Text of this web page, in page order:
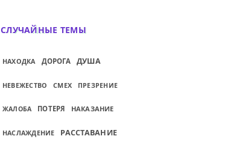
СЛУЧАЙНЫЕ ТЕМЫ
НАХОДКА ДОРОГА ДУША
НЕВЕЖЕСТВО СМЕХ ПРЕЗРЕНИЕ
ЖАЛОБА ПОТЕРЯ НАКАЗАНИЕ
НАСЛАЖДЕНИЕ РАССТАВАНИЕ